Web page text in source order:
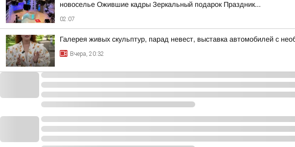
новоселье Ожившие кадры Зеркальный подарок Праздник...
02:07
Галерея живых скульптур, парад невест, выставка автомобилей с
Вчера, 20:32